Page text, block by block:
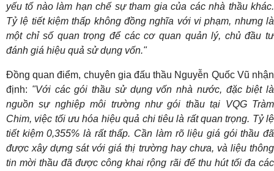
yếu tố nào làm hạn chế sự tham gia của các nhà thầu khác.
Tỷ lệ tiết kiệm thấp không đồng nghĩa với vi phạm, nhưng là
một chỉ số quan trọng để các cơ quan quản lý, chủ đầu tư
đánh giá hiệu quả sử dụng vốn."
Đồng quan điểm, chuyên gia đấu thầu Nguyễn Quốc Vũ nhận
định: "Với các gói thầu sử dụng vốn nhà nước, đặc biệt là
nguồn sự nghiệp môi trường như gói thầu tại VQG Tràm
Chim, việc tối ưu hóa hiệu quả chi tiêu là rất quan trọng. Tỷ lệ
tiết kiệm 0,355% là rất thấp. Cần làm rõ liệu giá gói thầu đã
được xây dựng sát với giá thị trường hay chưa, và liệu thông
tin mời thầu đã được công khai rộng rãi để thu hút tối đa các